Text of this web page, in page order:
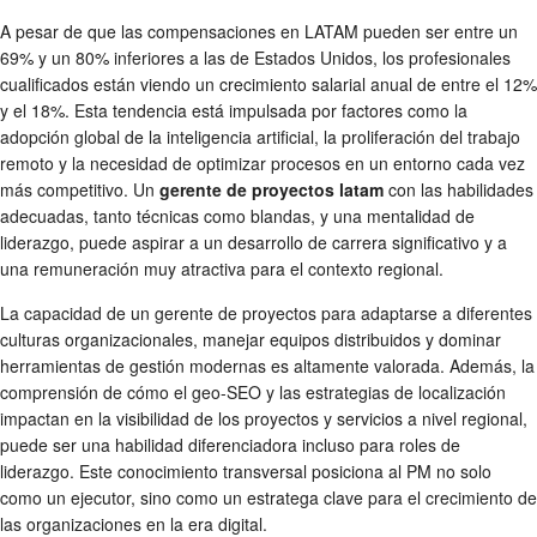
A pesar de que las compensaciones en LATAM pueden ser entre un
69% y un 80% inferiores a las de Estados Unidos, los profesionales
cualificados están viendo un crecimiento salarial anual de entre el 12%
y el 18%. Esta tendencia está impulsada por factores como la
adopción global de la inteligencia artificial, la proliferación del trabajo
remoto y la necesidad de optimizar procesos en un entorno cada vez
más competitivo. Un gerente de proyectos latam con las habilidades
adecuadas, tanto técnicas como blandas, y una mentalidad de
liderazgo, puede aspirar a un desarrollo de carrera significativo y a
una remuneración muy atractiva para el contexto regional.
La capacidad de un gerente de proyectos para adaptarse a diferentes
culturas organizacionales, manejar equipos distribuidos y dominar
herramientas de gestión modernas es altamente valorada. Además, la
comprensión de cómo el geo-SEO y las estrategias de localización
impactan en la visibilidad de los proyectos y servicios a nivel regional,
puede ser una habilidad diferenciadora incluso para roles de
liderazgo. Este conocimiento transversal posiciona al PM no solo
como un ejecutor, sino como un estratega clave para el crecimiento de
las organizaciones en la era digital.